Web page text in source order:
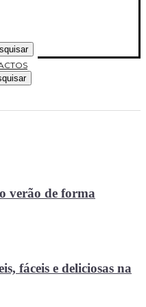
verão de forma
fáceis e deliciosas na